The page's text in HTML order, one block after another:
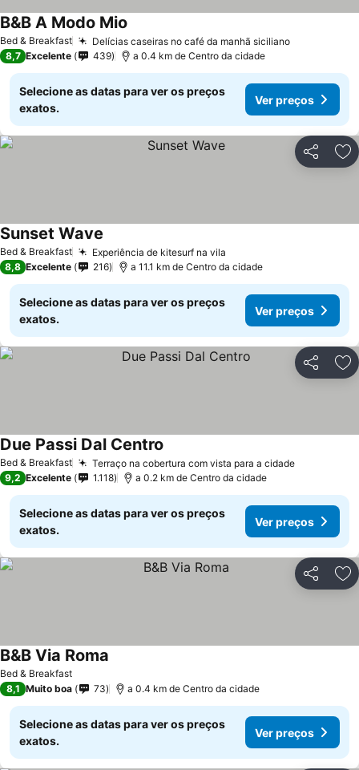
Bed & Breakfast Delícias caseiras no café da manhã siciliano
B&B A Modo Mio
8,7 Excelente 439 a 0.4 km de Centro da cidade
Selecione as datas para ver os preços
exatos.
Ver preços
Partilhar
Bed & Breakfast Experiência de kitesurf na vila
Sunset Wave
8,8 Excelente 216 a 11.1 km de Centro da cidade
Selecione as datas para ver os preços
exatos.
Ver preços
Partilhar
Bed & Breakfast Terraço na cobertura com vista para a cidade
Due Passi Dal Centro
9,2 Excelente 1.118 a 0.2 km de Centro da cidade
Selecione as datas para ver os preços
exatos.
Ver preços
Partilhar
Bed & Breakfast
B&B Via Roma
8,1 Muito boa 73 a 0.4 km de Centro da cidade
Selecione as datas para ver os preços
exatos.
Ver preços